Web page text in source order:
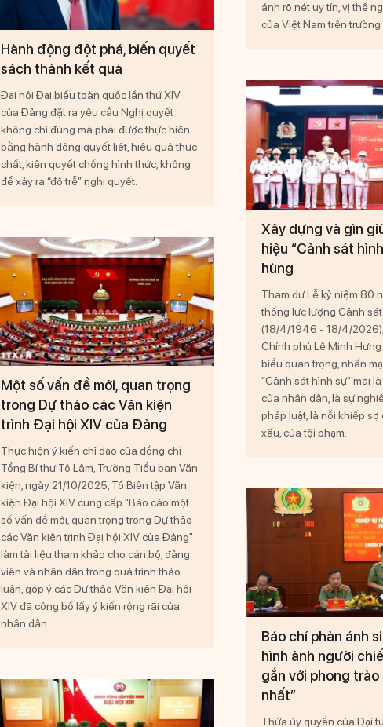
Hành động đột phá, biến quyết
sách thành kết quả
Đại hội Đại biểu toàn quốc lần thứ XIV
của Đảng đặt ra yêu cầu Nghị quyết
không chỉ đúng mà phải được thực hiện
bằng hành động quyết liệt, hiệu quả thực
chất, kiên quyết chống hình thức, không
để xảy ra “độ trễ” nghị quyết.
Một số vấn đề mới, quan trọng
trong Dự thảo các Văn kiện
trình Đại hội XIV của Đảng
Thực hiện ý kiến chỉ đạo của đồng chí
Tổng Bí thư Tô Lâm, Trưởng Tiểu ban Văn
kiện, ngày 21/10/2025, Tổ Biên tập Văn
kiện Đại hội XIV cung cấp "Báo cáo một
số vấn đề mới, quan trọng trong Dự thảo
các Văn kiện trình Đại hội XIV của Đảng"
làm tài liệu tham khảo cho cán bộ, đảng
viên và nhân dân trong quá trình thảo
luận, góp ý các Dự thảo Văn kiện Đại hội
XIV đã công bố lấy ý kiến rộng rãi của
nhân dân.
ánh rõ nét uy tín, vị thế
của Việt Nam trên trường
Xây dựng và gìn
hiệu “Cảnh sát
hùng
Tham dự Lễ kỷ niệm 80
thống lực lượng Cảnh
(18/4/1946 - 18/4/
Chính phủ Lê Minh
biểu quan trọng, nhấn
“Cảnh sát hình sự” mãi
của nhân dân, là sự
pháp luật, là nỗi khiếp sợ
xấu, của tội phạm.
Báo chí phản ánh
hình ảnh người
gắn với phong trào
nhất”
Thừa ủy quyền của Đại